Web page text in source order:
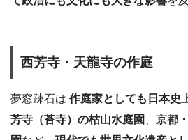
西芳寺・天龍寺の作庭
夢窓疎石は 作庭家としても日本史
芳寺（苔寺）の枯山水庭園
京都